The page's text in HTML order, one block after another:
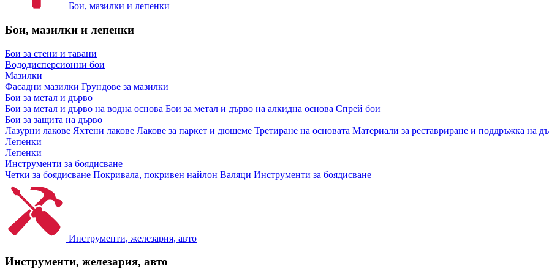
Бои, мазилки и лепенки
Бои, мазилки и лепенки
Бои за стени и тавани
Вододисперсионни бои
Мазилки
Фасадни мазилки Грундове за мазилки
Бои за метал и дърво
Бои за метал и дърво на водна основа Бои за метал и дърво на алкидна основа Спрей бои
Бои за защита на дърво
Лазурни лакове Яхтени лакове Лакове за паркет и дюшеме Третиране на основата Материали за реставриране и поддръжка на
Лепенки
Лепенки
Инструменти за боядисване
Четки за боядисване Покривала, покривен найлон Валяци Инструменти за боядисване
Инструменти, железария, авто
Инструменти, железария, авто